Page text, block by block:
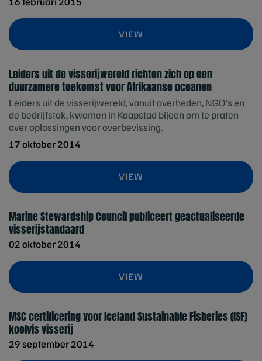
VIEW
Leiders uit de visserijwereld richten zich op een
duurzamere toekomst voor Afrikaanse oceanen
Leiders uit de visserijwereld, vanuit overheden, NGO's en
de bedrijfstak, kwamen in Kaapstad bijeen om te praten
over oplossingen voor overbevissing.
17 oktober 2014
VIEW
Marine Stewardship Council publiceert geactualiseerde
visserijstandaard
02 oktober 2014
VIEW
MSC certificering voor Iceland Sustainable Fisheries (ISF)
koolvis visserij
29 september 2014